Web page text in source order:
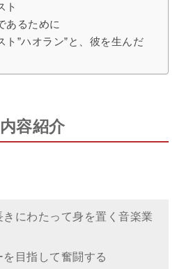
ト
あるために
ト”ハオラン”と、彼を生んだ
容紹介
にわたって身を置く音楽業
を目指して奮闘する